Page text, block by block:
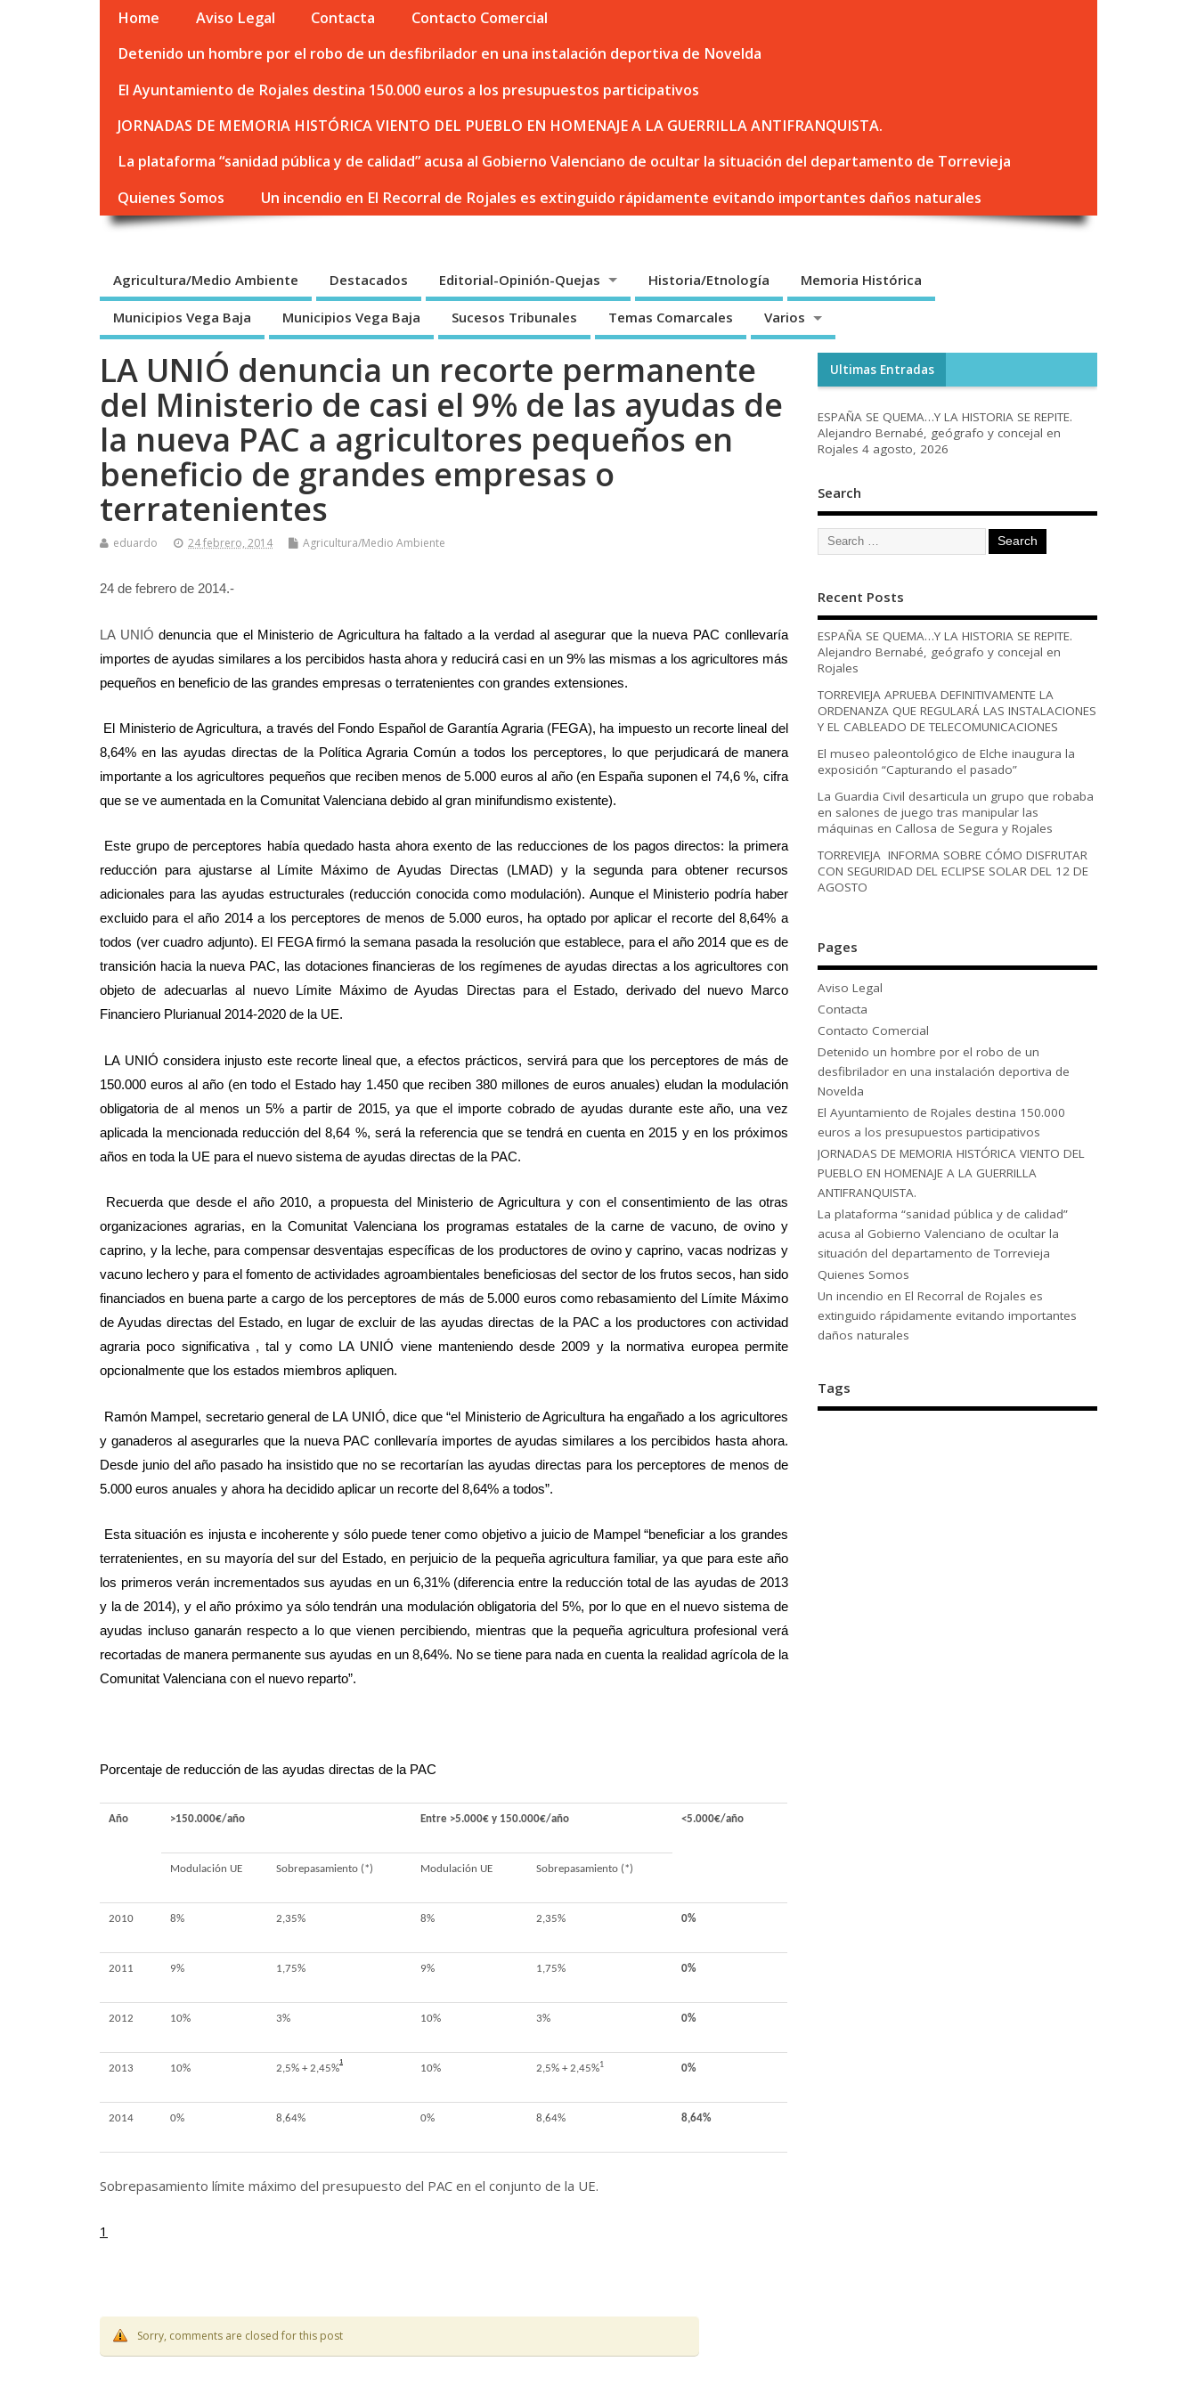
Home Aviso Legal Contacta
Contacto Comercial
Detenido un hombre por el robo de un desfibrilador en una instalación deportiva de Novelda
El Ayuntamiento de Rojales destina 150.000 euros a los presupuestos participativos
JORNADAS DE MEMORIA HISTÓRICA VIENTO DEL PUEBLO EN HOMENAJE A LA GUERRILLA ANTIFRANQUISTA.
La plataforma “sanidad pública y de calidad” acusa al Gobierno Valenciano de ocultar la situación del departamento de Torrevieja
Quienes Somos
Un incendio en El Recorral de Rojales es extinguido rápidamente evitando importantes daños naturales
Agricultura/Medio Ambiente Destacados Editorial-Opinión-Quejas Historia/Etnología Memoria Histórica
Municipios Vega Baja Municipios Vega Baja Sucesos Tribunales Temas Comarcales Varios
LA UNIÓ denuncia un recorte permanente
del Ministerio de casi el 9% de las ayudas de
la nueva PAC a agricultores pequeños en
beneficio de grandes empresas o
terratenientes
eduardo 24 febrero, 2014 Agricultura/Medio Ambiente
24 de febrero de 2014.-
LA UNIÓdenuncia que el Ministerio de Agricultura ha faltado a la verdad al asegurar que la nueva PAC conllevaría
importes de ayudas similares a los percibidos hasta ahora y reducirá casi en un 9% las mismas a los agricultores más
pequeños en beneficio de las grandes empresas o terratenientes con grandes extensiones.
El Ministerio de Agricultura, a través del Fondo Español de Garantía Agraria (FEGA), ha impuesto un recorte lineal del
8,64% en las ayudas directas de la Política Agraria Común a todos los perceptores, lo que perjudicará de manera
importante a los agricultores pequeños que reciben menos de 5.000 euros al año (en España suponen el 74,6 %, cifra
que se ve aumentada en la Comunitat Valenciana debido al gran minifundismo existente).
Este grupo de perceptores había quedado hasta ahora exento de las reducciones de los pagos directos: la primera
reducción para ajustarse al Límite Máximo de Ayudas Directas (LMAD) y la segunda para obtener recursos
adicionales para las ayudas estructurales (reducción conocida como modulación). Aunque el Ministerio podría haber
excluido para el año 2014 a los perceptores de menos de 5.000 euros, ha optado por aplicar el recorte del 8,64% a
todos (ver cuadro adjunto). El FEGA firmó la semana pasada la resolución que establece, para el año 2014 que es de
transición hacia la nueva PAC, las dotaciones financieras de los regímenes de ayudas directas a los agricultores con
objeto de adecuarlas al nuevo Límite Máximo de Ayudas Directas para el Estado, derivado del nuevo Marco
Financiero Plurianual 2014-2020 de la UE.
LA UNIÓ considera injusto este recorte lineal que, a efectos prácticos, servirá para que los perceptores de más de
150.000 euros al año (en todo el Estado hay 1.450 que reciben 380 millones de euros anuales) eludan la modulación
obligatoria de al menos un 5% a partir de 2015, ya que el importe cobrado de ayudas durante este año, una vez
aplicada la mencionada reducción del 8,64 %, será la referencia que se tendrá en cuenta en 2015 y en los próximos
años en toda la UE para el nuevo sistema de ayudas directas de la PAC.
Recuerda que desde el año 2010, a propuesta del Ministerio de Agricultura y con el consentimiento de las otras
organizaciones agrarias, en la Comunitat Valenciana los programas estatales de la carne de vacuno, de ovino y
caprino, y la leche, para compensar desventajas específicas de los productores de ovino y caprino, vacas nodrizas y
vacuno lechero y para el fomento de actividades agroambientales beneficiosas del sector de los frutos secos, han sido
financiados en buena parte a cargo de los perceptores de más de 5.000 euros como rebasamiento del Límite Máximo
de Ayudas directas del Estado, en lugar de excluir de las ayudas directas de la PAC a los productores con actividad
agraria poco significativa , tal y como LA UNIÓ viene manteniendo desde 2009 y la normativa europea permite
opcionalmente que los estados miembros apliquen.
Ramón Mampel, secretario general de LA UNIÓ, dice que “el Ministerio de Agricultura ha engañado a los agricultores
y ganaderos al asegurarles que la nueva PAC conllevaría importes de ayudas similares a los percibidos hasta ahora.
Desde junio del año pasado ha insistido que no se recortarían las ayudas directas para los perceptores de menos de
5.000 euros anuales y ahora ha decidido aplicar un recorte del 8,64% a todos”.
Esta situación es injusta e incoherente y sólo puede tener como objetivo a juicio de Mampel “beneficiar a los grandes
terratenientes, en su mayoría del sur del Estado, en perjuicio de la pequeña agricultura familiar, ya que para este año
los primeros verán incrementados sus ayudas en un 6,31% (diferencia entre la reducción total de las ayudas de 2013
y la de 2014), y el año próximo ya sólo tendrán una modulación obligatoria del 5%, por lo que en el nuevo sistema de
ayudas incluso ganarán respecto a lo que vienen percibiendo, mientras que la pequeña agricultura profesional verá
recortadas de manera permanente sus ayudas en un 8,64%. No se tiene para nada en cuenta la realidad agrícola de la
Comunitat Valenciana con el nuevo reparto”.
Porcentaje de reducción de las ayudas directas de la PAC
Año >150.000€/año Entre >5.000€ y 150.000€/año <5.000€/año
Modulación UE Sobrepasamiento (*) Modulación UE Sobrepasamiento (*)
2010 8% 2,35% 8% 2,35% 0%
2011 9% 1,75% 9% 1,75% 0%
2012 10% 3% 10% 3% 0%
2013 10% 2,5% + 2,45%
1
10% 2,5% + 2,45%1 0%
2014 0% 8,64% 0% 8,64% 8,64%
Sobrepasamiento límite máximo del presupuesto del PAC en el conjunto de la UE.
1
Sorry, comments are closed for this post
Ultimas Entradas
ESPAÑA SE QUEMA…Y LA HISTORIA SE REPITE.
Alejandro Bernabé, geógrafo y concejal en
Rojales 4 agosto, 2026
Search
Recent Posts
ESPAÑA SE QUEMA…Y LA HISTORIA SE REPITE.
Alejandro Bernabé, geógrafo y concejal en
Rojales
TORREVIEJA APRUEBA DEFINITIVAMENTE LA
ORDENANZA QUE REGULARÁ LAS INSTALACIONES
Y EL CABLEADO DE TELECOMUNICACIONES
El museo paleontológico de Elche inaugura la
exposición “Capturando el pasado”
La Guardia Civil desarticula un grupo que robaba
en salones de juego tras manipular las
máquinas en Callosa de Segura y Rojales
TORREVIEJA INFORMA SOBRE CÓMO DISFRUTAR
CON SEGURIDAD DEL ECLIPSE SOLAR DEL 12 DE
AGOSTO
Pages
Aviso Legal
Contacta
Contacto Comercial
Detenido un hombre por el robo de un
desfibrilador en una instalación deportiva de
Novelda
El Ayuntamiento de Rojales destina 150.000
euros a los presupuestos participativos
JORNADAS DE MEMORIA HISTÓRICA VIENTO DEL
PUEBLO EN HOMENAJE A LA GUERRILLA
ANTIFRANQUISTA.
La plataforma “sanidad pública y de calidad”
acusa al Gobierno Valenciano de ocultar la
situación del departamento de Torrevieja
Quienes Somos
Un incendio en El Recorral de Rojales es
extinguido rápidamente evitando importantes
daños naturales
Tags